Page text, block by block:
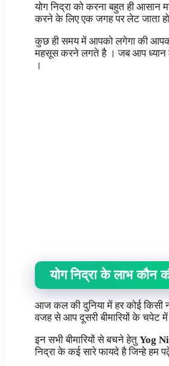
योग निद्रा को करना बहुत ही
करने के लिए एक जगह पर लेट जाता
कुछ ही समय में आपको लगेगा की
महसूस करने लगते है । जब आप ध्यान
।
योग निद्रा के लाभ
आज कल की दुनिया में हर कोई किसी
वजह से आप दूसरी बीमारियों के चपेट
इन सभी बीमारियों से बचने हेतु Yog
निद्रा के कई सारे फायदे है जिन्हे